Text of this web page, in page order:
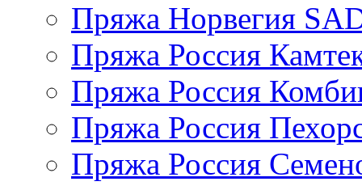
Пряжа Норвегия
Пряжа Россия
Пряжа Россия
Пряжа Россия
Пряжа Россия